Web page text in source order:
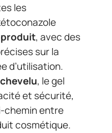
les
, avec des
sur la
d’utilisation.
, le gel
et sécurité,
chemin entre
cosmétique.